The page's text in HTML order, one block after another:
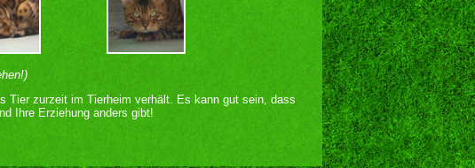
Tier zurzeit im Tierheim verhält. Es kann gut sein, dass
Ihre Erziehung anders gibt!